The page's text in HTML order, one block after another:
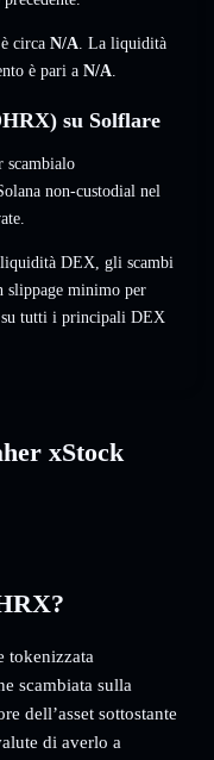
circa N/A. La liquidità
è pari a N/A.
su Solflare
scambialo
non-custodial nel
DEX, gli scambi
slippage minimo per
su tutti i principali DEX
xStock
tokenizzata
scambiata sulla
dell’asset sottostante
di averlo a